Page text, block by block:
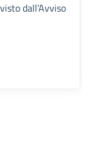
dall’Avviso